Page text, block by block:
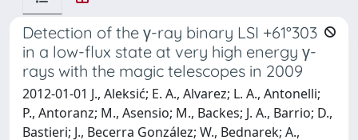
Detection of the γ-ray binary LSI +61°303
in a low-flux state at very high energy γ-
rays with the magic telescopes in 2009
2012-01-01 J., Aleksić; E. A., Alvarez; L. A., Antonelli;
P., Antoranz; M., Asensio; M., Backes; J. A., Barrio; D.,
Bastieri; J., Becerra González; W., Bednarek; A.,